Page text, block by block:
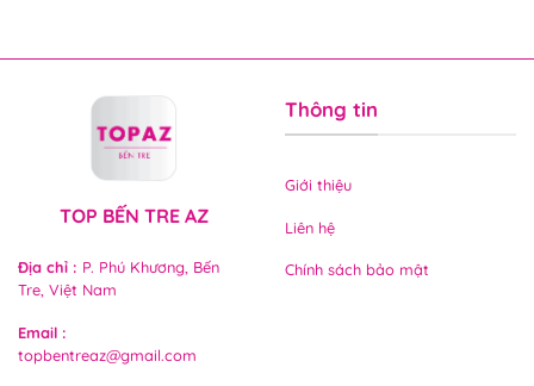
TOP BẾN TRE AZ
Địa chỉ : P. Phú Khương, Bến
Tre, Việt Nam
Email :
topbentreaz@gmail.com
Thông tin
Giới thiệu
Liên hệ
Chính sách bảo mật